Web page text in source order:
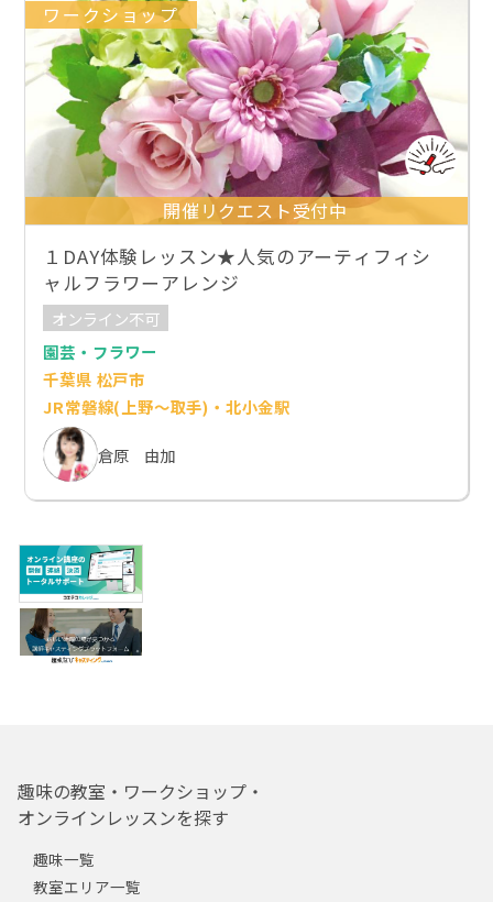
ワークショップ
開催リクエスト受付中
１DAY体験レッスン★人気のアーティフィシ
ャルフラワーアレンジ
オンライン不可
園芸・フラワー
千葉県 松戸市
JR常磐線(上野～取手)・北小金駅
倉原 由加
趣味の教室・ワークショップ・
オンラインレッスンを探す
趣味一覧
教室エリア一覧